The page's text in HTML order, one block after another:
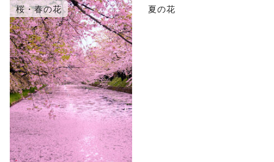
桜・春の花 夏の花